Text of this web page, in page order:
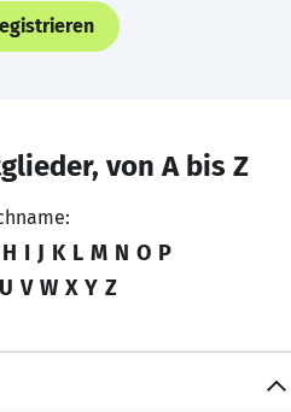
von A bis Z
H I J K L M N O P
U V W X Y Z